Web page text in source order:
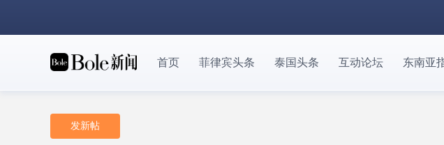
首页 菲律宾头条 泰国头条 互动论坛 东南亚
发新帖